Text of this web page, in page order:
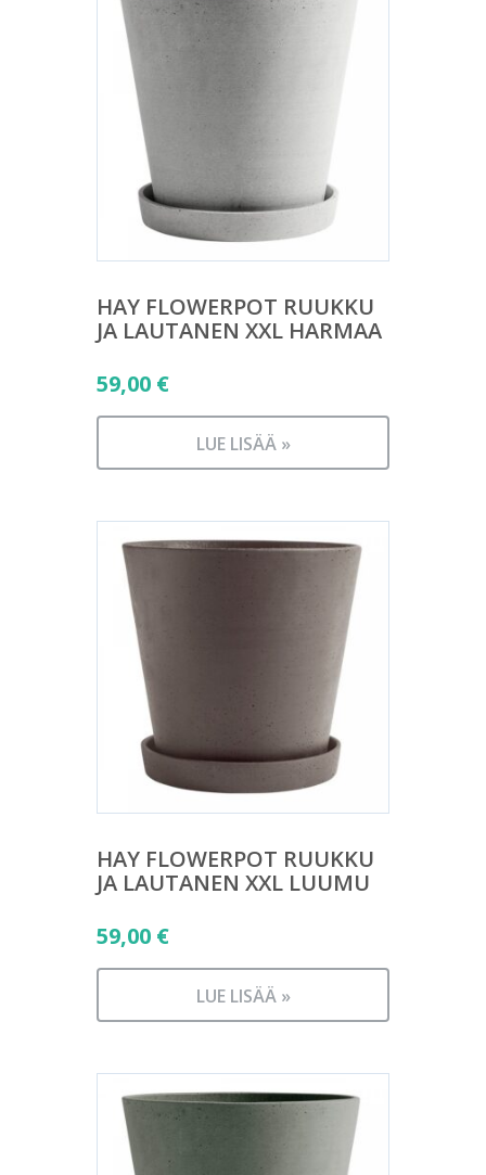
HAY FLOWERPOT RUUKKU
JA LAUTANEN XXL HARMAA
59,00 €
LUE LISÄÄ »
HAY FLOWERPOT RUUKKU
JA LAUTANEN XXL LUUMU
59,00 €
LUE LISÄÄ »